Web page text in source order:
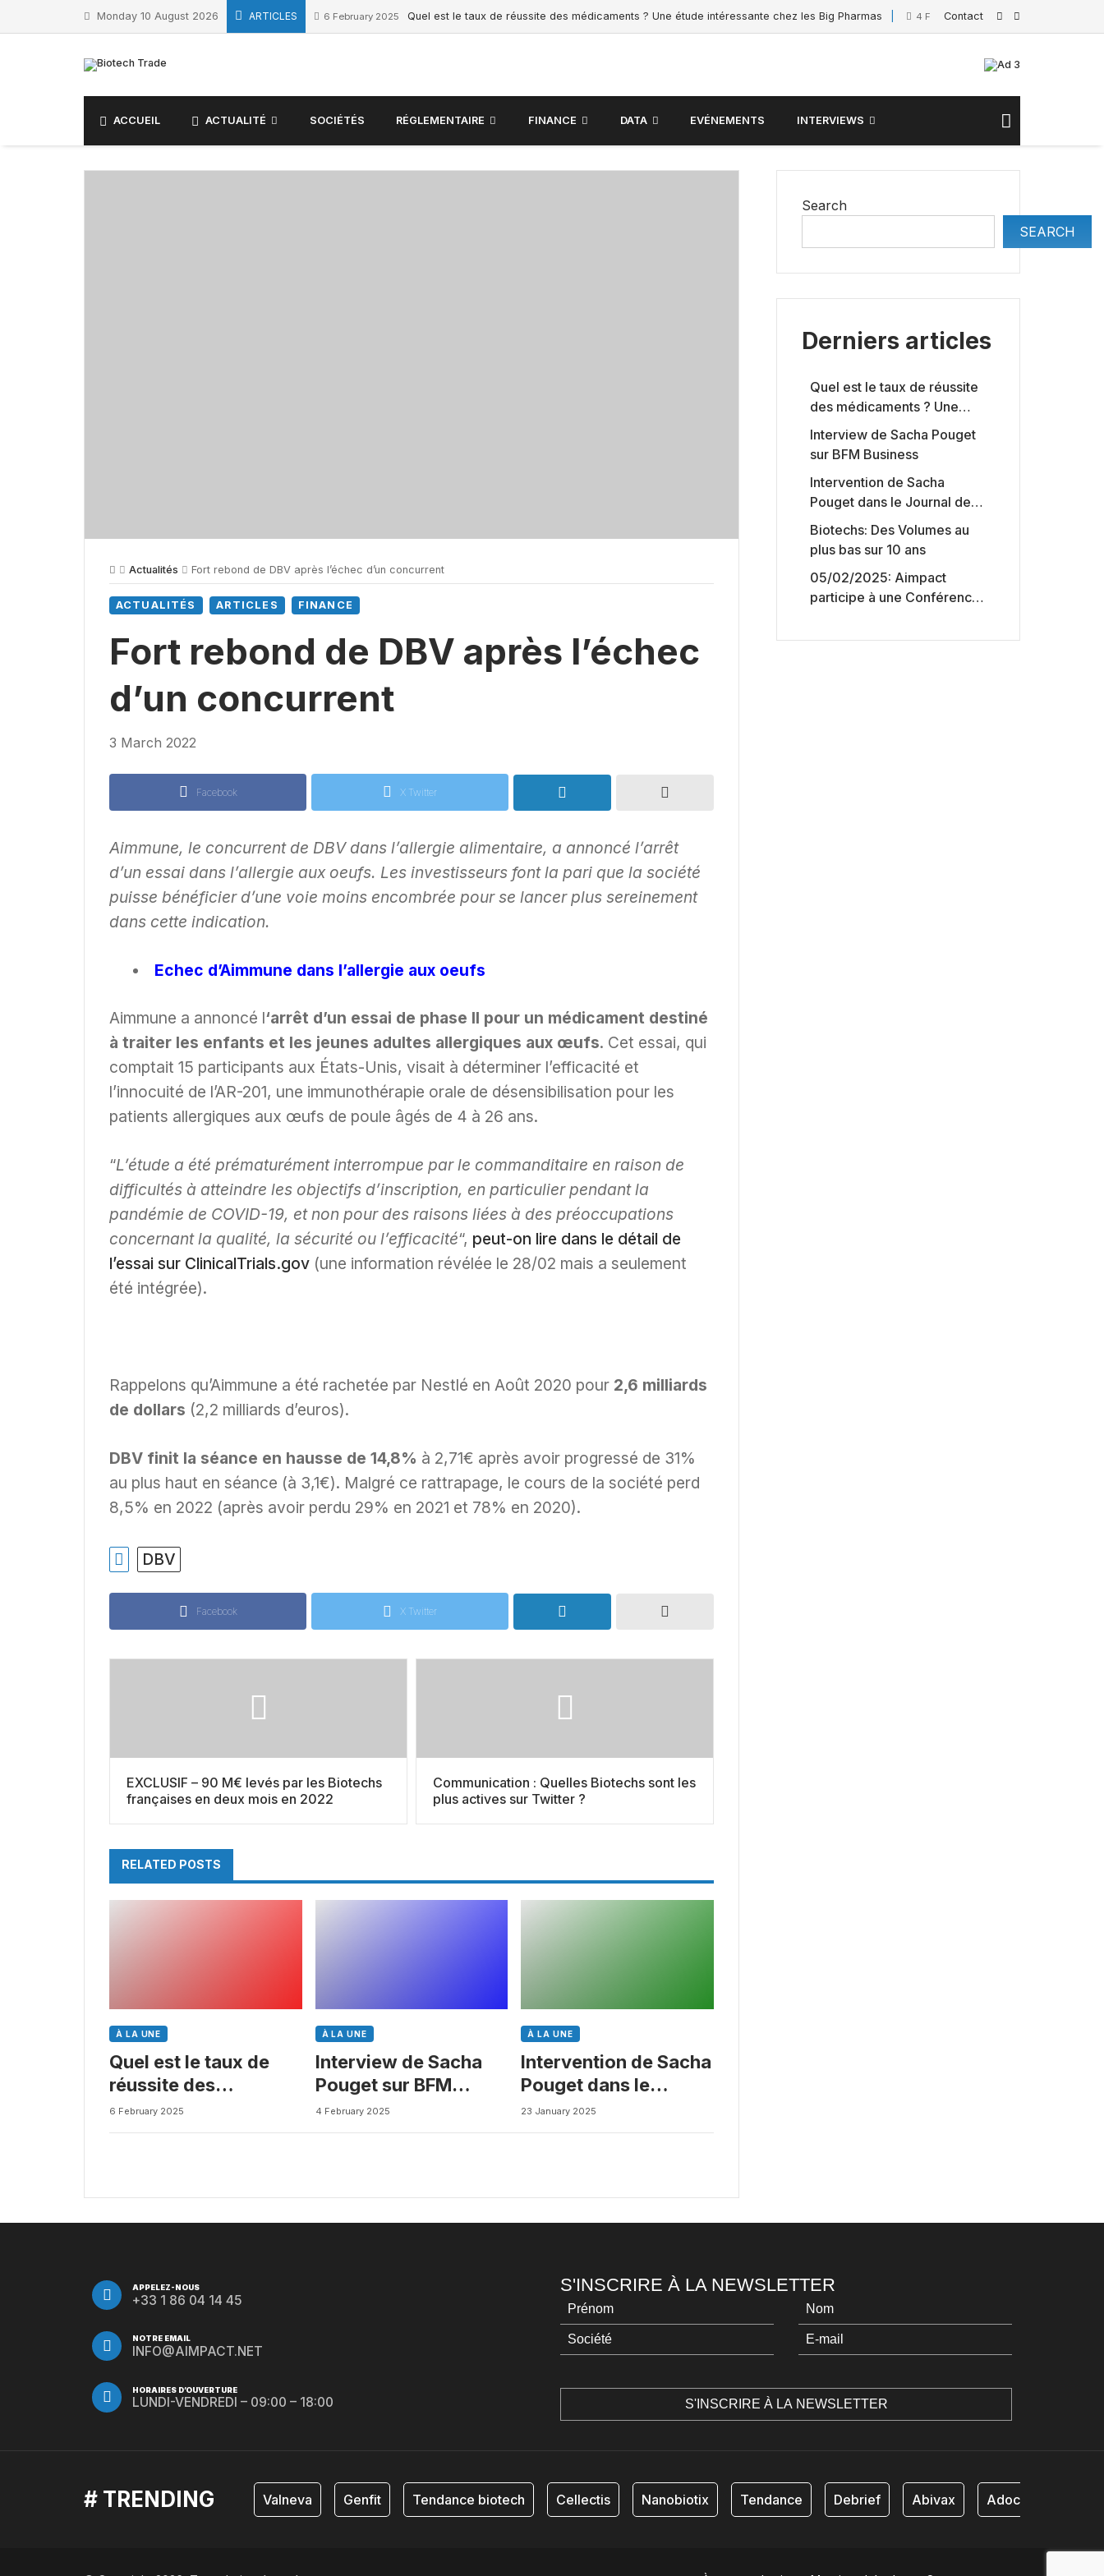
Monday 10 August 2026 ARTICLES 6 February 2025 Quel est le taux de réussite des médicaments ? Une étude intéressante chez les Big Pharmas 4 February 2025 Interview de Sacha
Contact
ACCUEIL ACTUALITÉ SOCIÉTÉS RÉGLEMENTAIRE FINANCE DATA EVÉNEMENTS INTERVIEWS
Actualités Fort rebond de DBV après l’échec d’un concurrent
ACTUALITÉS ARTICLES FINANCE
Fort rebond de DBV après l’échec
d’un concurrent
3 March 2022
Facebook X Twitter
Aimmune, le concurrent de DBV dans l’allergie alimentaire, a annoncé l’arrêt
d’un essai dans l’allergie aux oeufs. Les investisseurs font la pari que la société
puisse bénéficier d’une voie moins encombrée pour se lancer plus sereinement
dans cette indication.
Echec d’Aimmune dans l’allergie aux oeufs
Aimmune a annoncé l‘arrêt d’un essai de phase II pour un médicament destiné
à traiter les enfants et les jeunes adultes allergiques aux œufs. Cet essai, qui
comptait 15 participants aux États-Unis, visait à déterminer l’efficacité et
l’innocuité de l’AR-201, une immunothérapie orale de désensibilisation pour les
patients allergiques aux œufs de poule âgés de 4 à 26 ans.
“L’étude a été prématurément interrompue par le commanditaire en raison de
difficultés à atteindre les objectifs d’inscription, en particulier pendant la
pandémie de COVID-19, et non pour des raisons liées à des préoccupations
concernant la qualité, la sécurité ou l’efficacité“, peut-on lire dans le détail de
l’essai sur ClinicalTrials.gov (une information révélée le 28/02 mais a seulement
été intégrée).
Rappelons qu’Aimmune a été rachetée par Nestlé en Août 2020 pour 2,6 milliards
de dollars (2,2 milliards d’euros).
DBV finit la séance en hausse de 14,8% à 2,71€ après avoir progressé de 31%
au plus haut en séance (à 3,1€). Malgré ce rattrapage, le cours de la société perd
8,5% en 2022 (après avoir perdu 29% en 2021 et 78% en 2020).
DBV
Facebook X Twitter
EXCLUSIF – 90 M€ levés par les Biotechs
françaises en deux mois en 2022
Communication : Quelles Biotechs sont les
plus actives sur Twitter ?
RELATED POSTS
À LA UNE
Quel est le taux de
réussite des
médicaments ? Une
étude intéressante
6 February 2025
À LA UNE
Interview de Sacha
Pouget sur BFM
Business
4 February 2025
À LA UNE
Intervention de Sacha
Pouget dans le
Journal des Biotechs
de Boursorama
23 January 2025
Search
SEARCH
Derniers articles
Quel est le taux de réussite
des médicaments ? Une
étude intéressante chez les
Big Pharmas
Interview de Sacha Pouget
sur BFM Business
Intervention de Sacha
Pouget dans le Journal des
Biotechs de Boursorama
Biotechs: Des Volumes au
plus bas sur 10 ans
05/02/2025: Aimpact
participe à une Conférence
capitaux américains,
APPELEZ-NOUS
+33 1 86 04 14 45
NOTRE EMAIL
INFO@AIMPACT.NET
HORAIRES D’OUVERTURE
LUNDI-VENDREDI – 09:00 – 18:00
S'INSCRIRE À LA NEWSLETTER
# TRENDING Valneva Genfit Tendance biotech Cellectis Nanobiotix Tendance Debrief Abivax Adocia